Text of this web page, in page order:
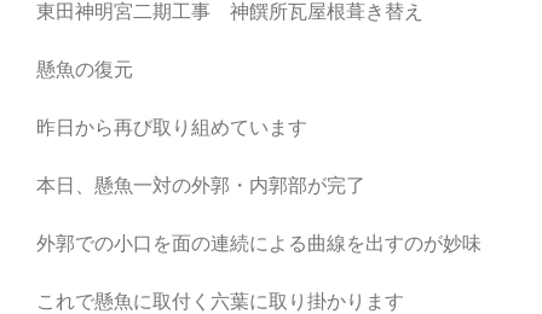
東田神明宮二期工事 神饌所瓦屋根葺き替え
懸魚の復元
昨日から再び取り組めています
本日、懸魚一対の外郭・内郭部が完了
外郭での小口を面の連続による曲線を出すのが妙味
これで懸魚に取付く六葉に取り掛かります